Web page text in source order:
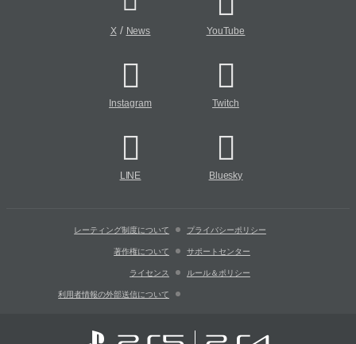
X/ News YouTube
Instagram Twitch
LINE Bluesky
レーティング制度について プライバシーポリシー
著作権について サポートセンター
ライセンス ルール＆ポリシー
利用者情報の外部送信について